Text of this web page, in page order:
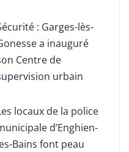
: Garges-lès-
a inauguré
Centre de
urbain
locaux de la police
d’Enghien-
Bains font peau